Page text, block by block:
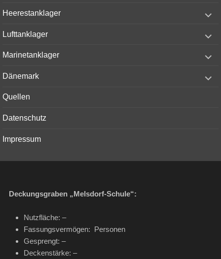
Heerestanklager
child
Lufttanklager
child
Marinetanklager
child
Dänemark
child
Quellen
Datenschutz
Impressum
Deckungsgraben „Melsdorf-Schule“:
Nutzfläche: –
Fassungsvermögen: Personen
Gesprengt: –
Deckenstärke: –